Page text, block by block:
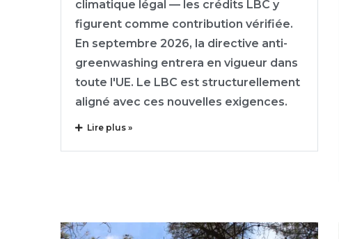
climatique légal — les crédits LBC y
figurent comme contribution vérifiée.
En septembre 2026, la directive anti-
greenwashing entrera en vigueur dans
toute l'UE. Le LBC est structurellement
aligné avec ces nouvelles exigences.
Lire plus »